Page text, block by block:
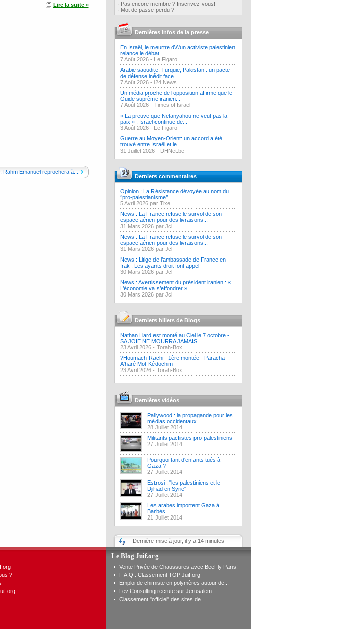
Lire la suite »
Rahm Emanuel reprochera à...
· Pas encore membre ? Inscrivez-vous!
· Mot de passe perdu ?
Dernières infos de la presse
En Israël, le meurtre d\\\'un activiste palestinien
relance le débat...
7 Août 2026 - Le Figaro
Arabie saoudite, Turquie, Pakistan : un pacte
de défense inédit face...
7 Août 2026 - i24 News
Un média proche de l’opposition affirme que le
Guide suprême iranien...
7 Août 2026 - Times of Israel
« La preuve que Netanyahou ne veut pas la
paix » : Israël continue de...
3 Août 2026 - Le Figaro
Guerre au Moyen-Orient: un accord a été
trouvé entre Israël et le...
31 Juillet 2026 - DHNet.be
Derniers commentaires
Opinion : La Résistance dévoyée au nom du
‘’pro-palestianisme’’
5 Avril 2026 par Tixe
News : La France refuse le survol de son
espace aérien pour des livraisons...
31 Mars 2026 par Jcl
News : La France refuse le survol de son
espace aérien pour des livraisons...
31 Mars 2026 par Jcl
News : Litige de l’ambassade de France en
Irak : Les ayants droit font appel
30 Mars 2026 par Jcl
News : Avertissement du président iranien : «
L’économie va s’effondrer »
30 Mars 2026 par Jcl
Derniers billets de Blogs
Nathan Liard est monté au Ciel le 7 octobre -
SA JOIE NE MOURRA JAMAIS
23 Avril 2026 - Torah-Box
?Houmach-Rachi - 1ère montée - Paracha
A'haré Mot-Kédochim
23 Avril 2026 - Torah-Box
Dernières vidéos
Pallywood : la propagande pour les
médias occidentaux
28 Juillet 2014
Militants pacfiistes pro-palestiniens
27 Juillet 2014
Pourquoi tant d'enfants tués à
Gaza ?
27 Juillet 2014
Estrosi : "les palestiniens et le
Djihad en Syrie"
27 Juillet 2014
Les arabes importent Gaza à
Barbès
21 Juillet 2014
Dernière mise à jour, il y a 14 minutes
?
Le Blog Juif.org
Vente Privée de Chaussures avec BeeFly Paris!
F.A.Q : Classement TOP Juif.org
Emploi de chimiste en polymères autour de...
Lev Consulting recrute sur Jerusalem
Classement "officiel" des sites de...